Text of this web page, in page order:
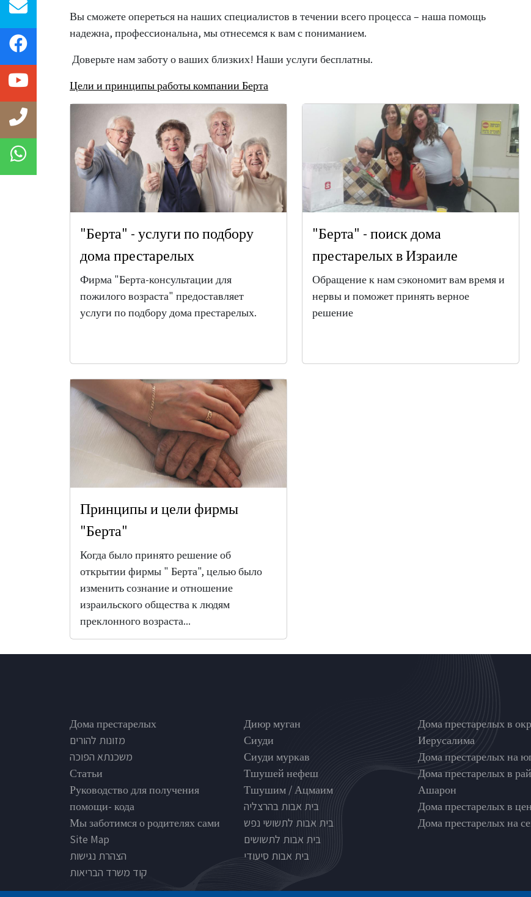
Вы сможете опереться на наших специалистов в течении всего процесса – наша помощь
надежна, профессиональна, мы отнесемся к вам с пониманием.
Доверьте нам заботу о ваших близких! Наши услуги бесплатны.
Цели и принципы работы компании Берта
"Берта" - услуги по подбору
дома престарелых
Фирма "Берта-консультации для
пожилого возраста" предоставляет
услуги по подбору дома престарелых.
"Берта" - поиск дома
престарелых в Израиле
Обращение к нам сэкономит вам время и
нервы и поможет принять верное
решение
Принципы и цели фирмы
"Берта"
Когда было принято решение об
открытии фирмы " Берта", целью было
изменить сознание и отношение
израильского общества к людям
преклонного возраста...
Footer
Дома престарелых
מזונות להורים
משכנתא הפוכה
Статьи
Руководство для получения
помощи- кода
Мы заботимся о родителях сами
Site Map
הצהרת נגישות
קוד משרד הבריאות
Nursinghouse type
Диюр муган
Сиуди
Сиуди муркав
Тшушей нефеш
Тшушим / Ацмаим
בית אבות בהרצליה
בית אבות לתשושי נפש
בית אבות לתשושים
בית אבות סיעודי
בתי אבות לפי אזורים
Дома престарелых в
Иерусалима
Дома престарелых на
Дома престарелых в
Ашарон
Дома престарелых в
Дома престарелых на